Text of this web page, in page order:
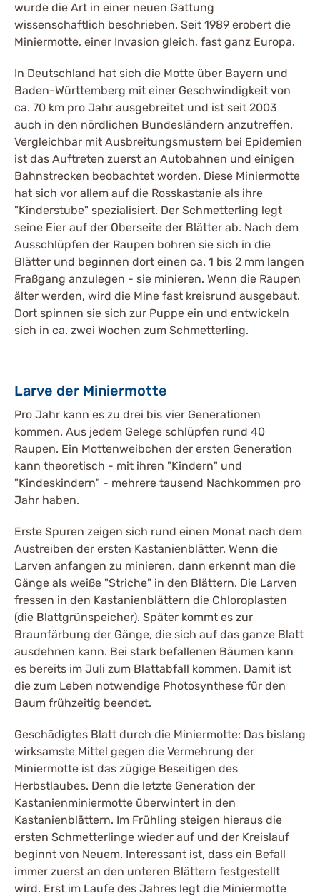
wurde die Art in einer neuen Gattung
wissenschaftlich beschrieben. Seit 1989 erobert die
Miniermotte, einer Invasion gleich, fast ganz Europa.
In Deutschland hat sich die Motte über Bayern und
Baden-Württemberg mit einer Geschwindigkeit von
ca. 70 km pro Jahr ausgebreitet und ist seit 2003
auch in den nördlichen Bundesländern anzutreffen.
Vergleichbar mit Ausbreitungsmustern bei Epidemien
ist das Auftreten zuerst an Autobahnen und einigen
Bahnstrecken beobachtet worden. Diese Miniermotte
hat sich vor allem auf die Rosskastanie als ihre
"Kinderstube" spezialisiert. Der Schmetterling legt
seine Eier auf der Oberseite der Blätter ab. Nach dem
Ausschlüpfen der Raupen bohren sie sich in die
Blätter und beginnen dort einen ca. 1 bis 2 mm langen
Fraßgang anzulegen - sie minieren. Wenn die Raupen
älter werden, wird die Mine fast kreisrund ausgebaut.
Dort spinnen sie sich zur Puppe ein und entwickeln
sich in ca. zwei Wochen zum Schmetterling.
Larve der Miniermotte
Pro Jahr kann es zu drei bis vier Generationen
kommen. Aus jedem Gelege schlüpfen rund 40
Raupen. Ein Mottenweibchen der ersten Generation
kann theoretisch - mit ihren "Kindern" und
"Kindeskindern" - mehrere tausend Nachkommen pro
Jahr haben.
Erste Spuren zeigen sich rund einen Monat nach dem
Austreiben der ersten Kastanienblätter. Wenn die
Larven anfangen zu minieren, dann erkennt man die
Gänge als weiße "Striche" in den Blättern. Die Larven
fressen in den Kastanienblättern die Chloroplasten
(die Blattgrünspeicher). Später kommt es zur
Braunfärbung der Gänge, die sich auf das ganze Blatt
ausdehnen kann. Bei stark befallenen Bäumen kann
es bereits im Juli zum Blattabfall kommen. Damit ist
die zum Leben notwendige Photosynthese für den
Baum frühzeitig beendet.
Geschädigtes Blatt durch die Miniermotte: Das bislang
wirksamste Mittel gegen die Vermehrung der
Miniermotte ist das zügige Beseitigen des
Herbstlaubes. Denn die letzte Generation der
Kastanienminiermotte überwintert in den
Kastanienblättern. Im Frühling steigen hieraus die
ersten Schmetterlinge wieder auf und der Kreislauf
beginnt von Neuem. Interessant ist, dass ein Befall
immer zuerst an den unteren Blättern festgestellt
wird. Erst im Laufe des Jahres legt die Miniermotte